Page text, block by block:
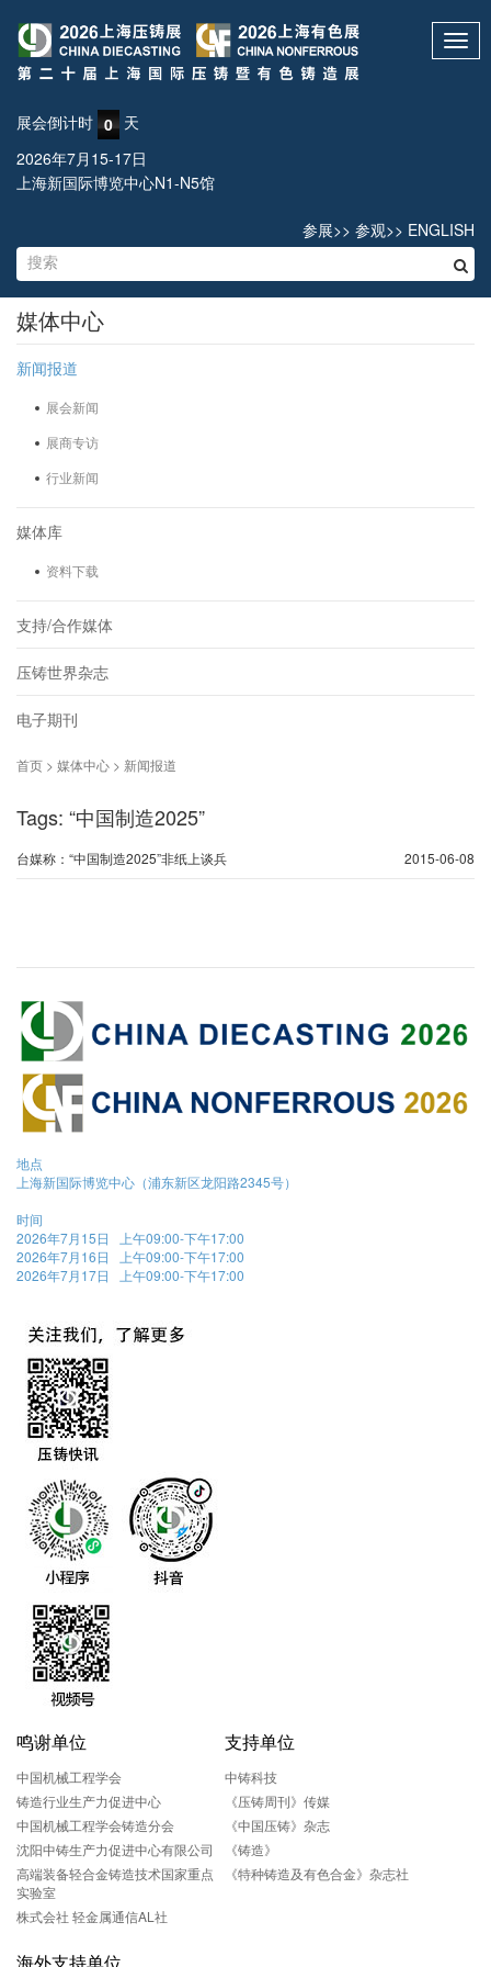
展会倒计时 0 天
2026年7月15-17日
上海新国际博览中心N1-N5馆
参展>> 参观>> ENGLISH
媒体中心
新闻报道
展会新闻
展商专访
行业新闻
媒体库
资料下载
支持/合作媒体
压铸世界杂志
电子期刊
首页 > 媒体中心 > 新闻报道
Tags: “中国制造2025”
2015-06-08
台媒称：“中国制造2025”非纸上谈兵
地点
上海新国际博览中心（浦东新区龙阳路2345号）
时间
2026年7月15日 上午09:00-下午17:00
2026年7月16日 上午09:00-下午17:00
2026年7月17日 上午09:00-下午17:00
鸣谢单位
中国机械工程学会
铸造行业生产力促进中心
中国机械工程学会铸造分会
沈阳中铸生产力促进中心有限公司
高端装备轻合金铸造技术国家重点
实验室
株式会社 轻金属通信AL社
支持单位
中铸科技
《压铸周刊》传媒
《中国压铸》杂志
《铸造》
《特种铸造及有色合金》杂志社